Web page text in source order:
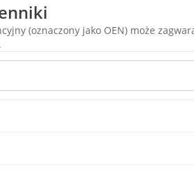
(oznaczony jako OEN) może